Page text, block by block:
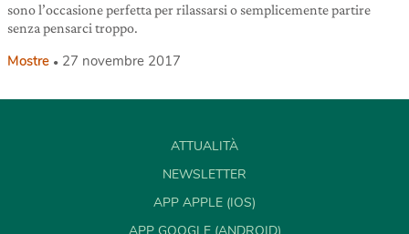
sono l’occasione perfetta per rilassarsi o semplicemente partire
senza pensarci troppo.
Mostre 27 novembre 2017
ATTUALITÀ
NEWSLETTER
APP APPLE (IOS)